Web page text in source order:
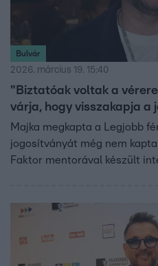
Bulvár
2026. március 19. 15:40
"Biztatóak voltak a
várja, hogy visszakapja a
Majka megkapta a Legjobb
jogosítványát még nem
Faktor mentorával készült